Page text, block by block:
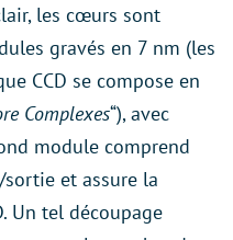
les cœurs sont
gravés en 7 nm (les
CCD se compose en
Complexes“), avec
module comprend
sortie et assure la
Un tel découpage